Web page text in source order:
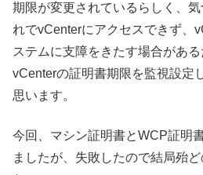
期限が変更されているらしく、
れでvCenterにアクセスできず、
ステムに支障をきたす場合があ
vCenterの証明書期限を監視設定
思います。
今回、マシン証明書とWCP証明
ましたが、失敗したので結局殆